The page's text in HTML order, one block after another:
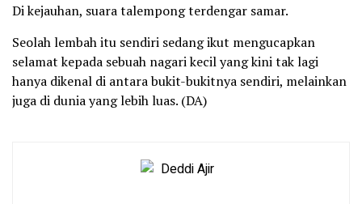
Di kejauhan, suara talempong terdengar samar.
Seolah lembah itu sendiri sedang ikut mengucapkan
selamat kepada sebuah nagari kecil yang kini tak lagi
hanya dikenal di antara bukit-bukitnya sendiri, melainkan
juga di dunia yang lebih luas. (DA)